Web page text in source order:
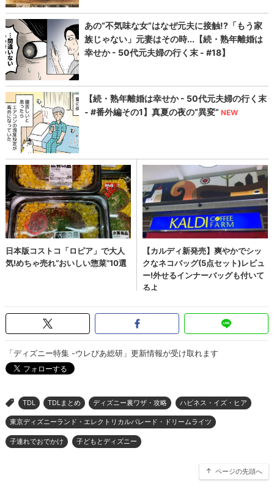
「ディズニー特集 -ウレぴあ総研」更新情報が受け取れます
> TDL TDLまとめ ディズニー裏ワザ・攻略 ハピネス・イズ・ヒア
東京ディズニーランド・エレクトリカルパレード・ドリームライツ
子連れでおでかけ 子どもとディズニー
ページの先頭へ